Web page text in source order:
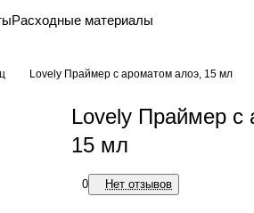
Расходные материалы
Lovely Праймер с ароматом алоэ, 15 мл
Lovely Праймер с
15 мл
0 Нет отзывов